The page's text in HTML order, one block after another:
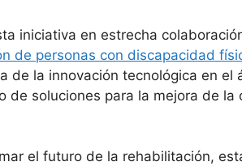
iniciativa en estrecha
de personas con discapacidad
de la innovación tecnológica en el
de soluciones para la mejora de
el futuro de la rehabilitación,